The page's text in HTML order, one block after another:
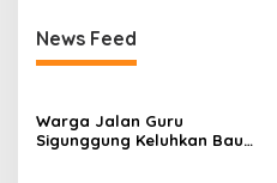
News Feed
Warga Jalan Guru
Sigunggung Keluhkan Bau